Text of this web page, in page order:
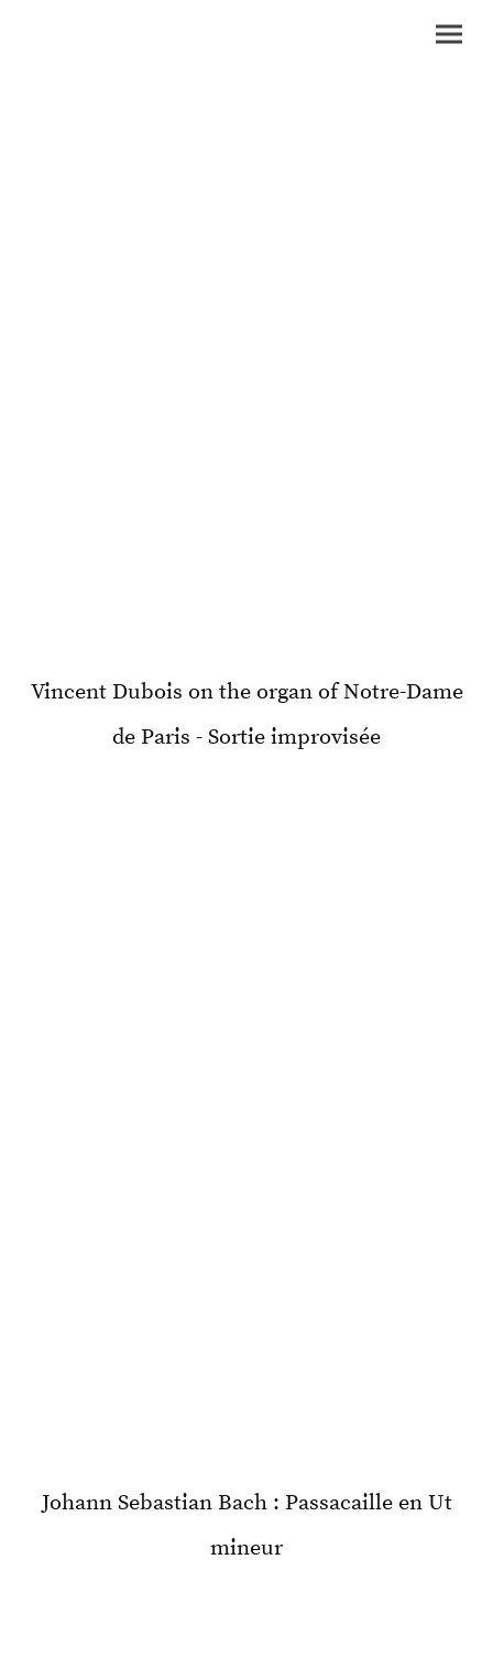
Vincent Dubois on the organ of Notre-Dame
de Paris - Sortie improvisée
Johann Sebastian Bach : Passacaille en Ut
mineur